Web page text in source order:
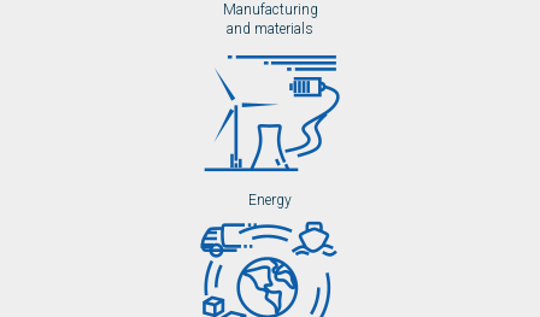
Manufacturing
and materials
Energy